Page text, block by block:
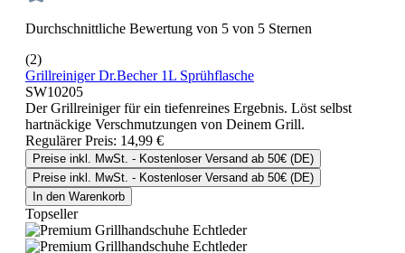
Durchschnittliche Bewertung von 5 von 5 Sternen
(2)
Grillreiniger Dr.Becher 1L Sprühflasche
SW10205
Der Grillreiniger für ein tiefenreines Ergebnis. Löst selbst
hartnäckige Verschmutzungen von Deinem Grill.
Regulärer Preis: 14,99 €
Preise inkl. MwSt. - Kostenloser Versand ab 50€ (DE)
Preise inkl. MwSt. - Kostenloser Versand ab 50€ (DE)
In den Warenkorb
Topseller